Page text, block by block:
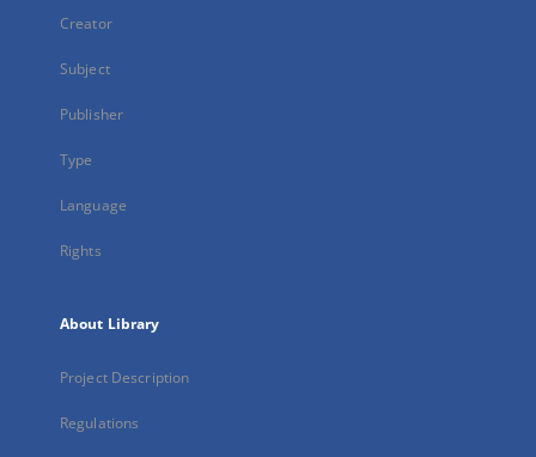
Creator
Subject
Publisher
Type
Language
Rights
About Library
Project Description
Regulations